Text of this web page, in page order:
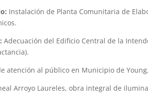
Instalación de Planta Comunitaria de
Adecuación del Edificio Central de la
atención al público en Municipio de
Arroyo Laureles, obra integral de